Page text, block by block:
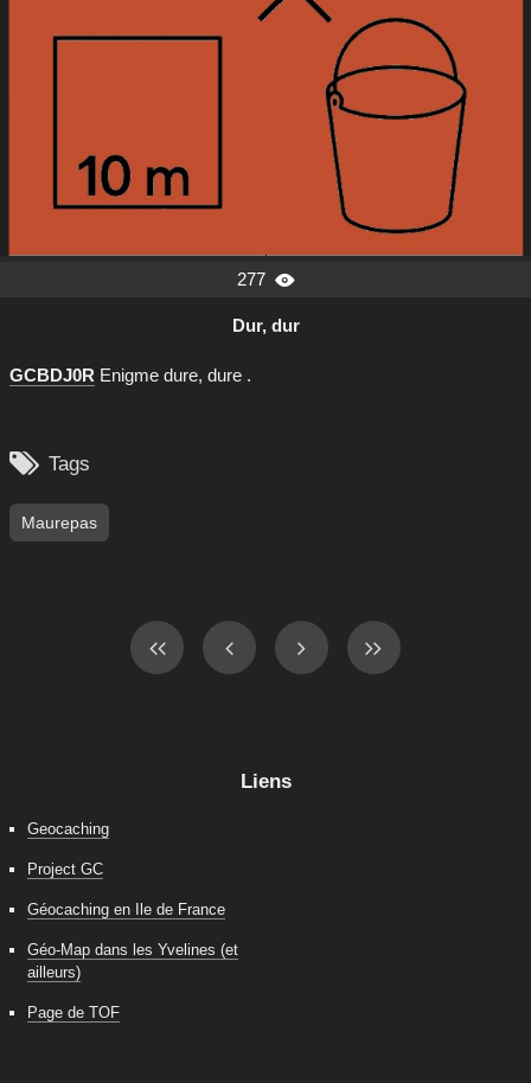
277 
Dur, dur
GCBDJ0R Enigme dure, dure .
 Tags
Maurepas
Liens
Geocaching
Project GC
Géocaching en Ile de France
Géo-Map dans les Yvelines (et
ailleurs)
Page de TOF